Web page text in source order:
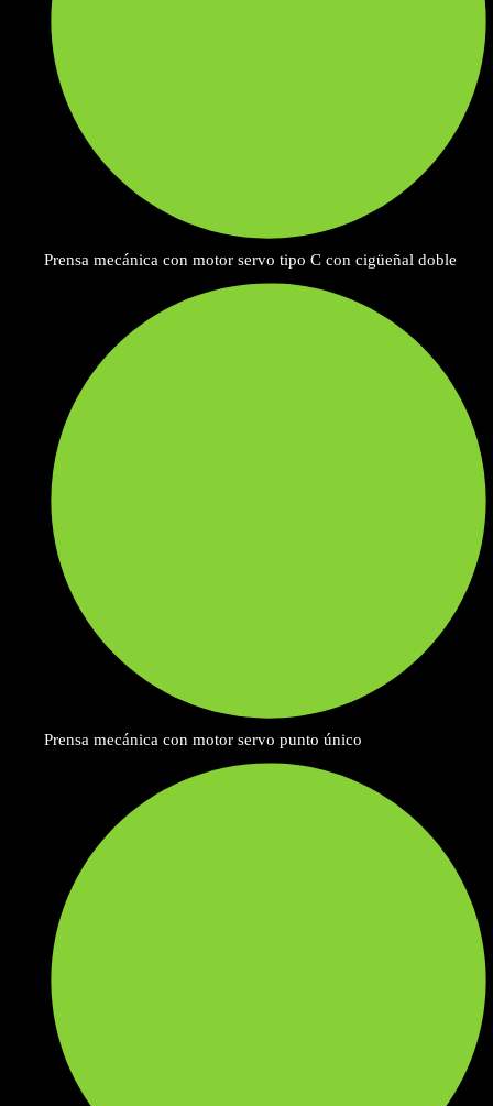
Prensa mecánica con motor servo tipo C con cigüeñal doble
Prensa mecánica con motor servo punto único